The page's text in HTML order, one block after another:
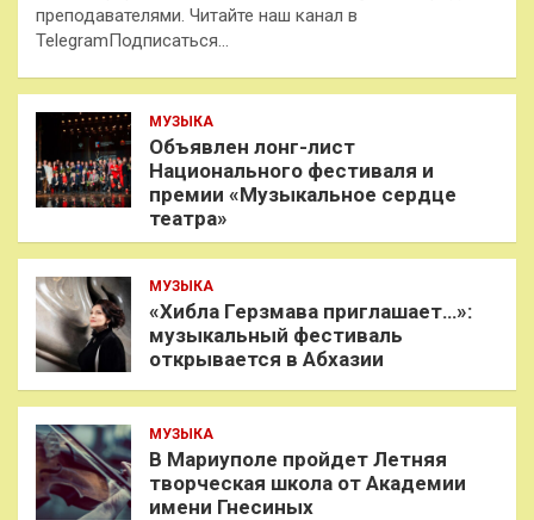
преподавателями. Читайте наш канал в
TelegramПодписаться…
МУЗЫКА
Объявлен лонг-лист
Национального фестиваля и
премии «Музыкальное сердце
театра»
МУЗЫКА
«Хибла Герзмава приглашает…»:
музыкальный фестиваль
открывается в Абхазии
МУЗЫКА
В Мариуполе пройдет Летняя
творческая школа от Академии
имени Гнесиных